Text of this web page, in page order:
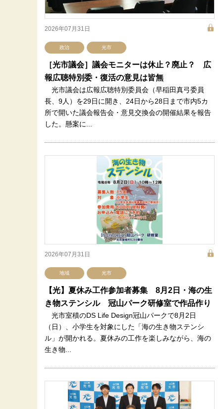
2026年07月31日
政治 光市
［光市議会］議会モニターは休止？廃止？ 広
報広聴特別委・復活の意見は皆無
光市議会は広報広聴特別委員会（早稲田真弓委員
長、9人）を29日に開き、24日から28日まで市内5カ
所で開いた議会報告会・意見交換会の開催結果を報告
した。懸案に...
2026年07月31日
地域 光市
【光】夏休み工作参加者募集 8月2日・海の生
き物ステンシル 冠山パーク研修室で作品作り
光市室積のDS Life Design冠山パークで8月2日
（日）、小学生を対象にした「海の生き物ステンシ
ル」が開かれる。夏休みの工作を楽しみながら、海の
生き物...